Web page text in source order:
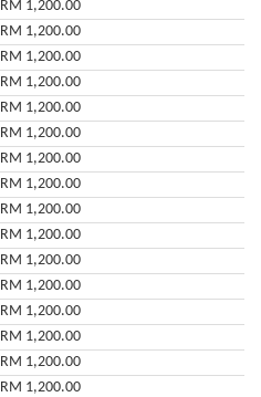
RM 1,200.00
RM 1,200.00
RM 1,200.00
RM 1,200.00
RM 1,200.00
RM 1,200.00
RM 1,200.00
RM 1,200.00
RM 1,200.00
RM 1,200.00
RM 1,200.00
RM 1,200.00
RM 1,200.00
RM 1,200.00
RM 1,200.00
RM 1,200.00